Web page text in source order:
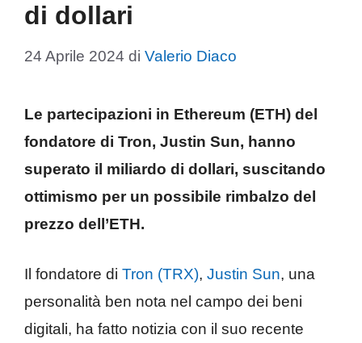
di dollari
24 Aprile 2024 di Valerio Diaco
Le partecipazioni in Ethereum (ETH) del
fondatore di Tron, Justin Sun, hanno
superato il miliardo di dollari, suscitando
ottimismo per un possibile rimbalzo del
prezzo dell’ETH.
Il fondatore di Tron (TRX), Justin Sun, una
personalità ben nota nel campo dei beni
digitali, ha fatto notizia con il suo recente